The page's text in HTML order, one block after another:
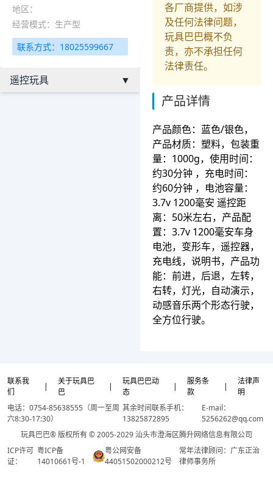
地区：
经营模式：生产型
联系方式：18025599667
遥控玩具 ▼
各厂商提供，如涉
及任何法律问题，
玩具巴巴概不负
责，亦不承担任何
法律责任。
产品详情
产品颜色：蓝色/银色，
产品材质：塑料，包装重
量：1000g，使用时间：
约30分钟 ，充电时间：
约60分钟 ，电池容量：
3.7v 1200毫安 遥控距
离：50米左右，产品配
置：3.7v 1200毫安车身
电池，变形车，遥控器，
充电线，说明书，产品功
能：前进，后退，左转，
右转，灯光，自动演示，
动感音乐两个形态行驶，
全方位行驶。
联系我
们
|
关于玩具巴
巴
|
玩具巴巴动
态
|
服务条
款
|
法律声
明
电话：0754-85638555（周一至周
六8:30-17:30）
其余时间联系手机：
13825872895
E-mail：
5256262@qq.com
玩具巴巴® 版权所有 © 2005-2029 汕头市澄海区腾升网络信息有限公司
ICP许可
证：
粤ICP备
14010661号-1
粤公网安备
44051502000212号
常年法律顾问：广东正治
律师事务所